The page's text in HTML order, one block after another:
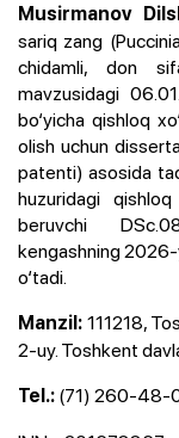
Musirmanov
sariq zang
chidamli, don
mavzusidagi
bo‘yicha qishloq
olish uchun
patenti) asosida
huzuridagi
beruvchi
kengashning
o‘tadi.
Manzil: 111218,
2-uy. Toshkent
Tel.: (71) 260-48-